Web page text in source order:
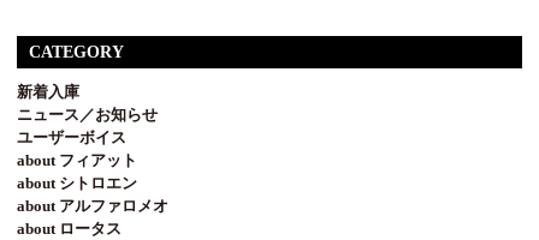
CATEGORY
新着入庫
ニュース／お知らせ
ユーザーボイス
about フィアット
about シトロエン
about アルファロメオ
about ロータス